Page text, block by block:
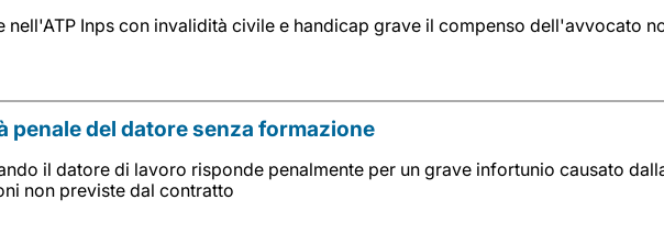
nell'ATP Inps con invalidità civile e handicap grave il compenso dell'avvocato
del datore senza formazione
il datore di lavoro risponde penalmente per un grave infortunio causato
non previste dal contratto